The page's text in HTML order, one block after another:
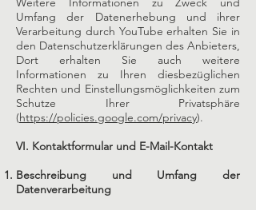
Umfang der Datenerhebung und ihrer
Verarbeitung durch YouTube erhalten Sie in
den Datenschutzerklärungen des Anbieters,
Dort erhalten Sie auch weitere
Informationen zu Ihren diesbezüglichen
Rechten und Einstellungsmöglichkeiten zum
Schutze Ihrer Privatsphäre
(https://policies.google.com/privacy).
VI. Kontaktformular und E-Mail-Kontakt
Beschreibung und Umfang der
Datenverarbeitung